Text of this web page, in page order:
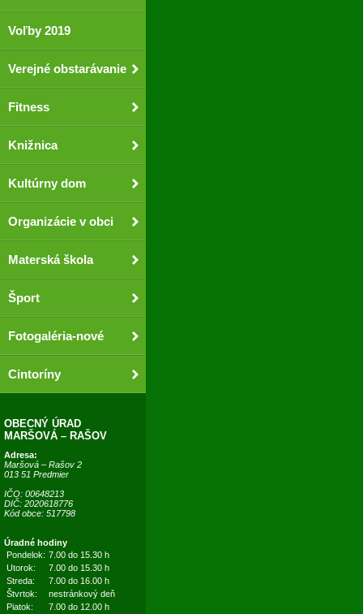
Voľby 2019
Verejné obstarávanie
Fitness
Knižnica
Kultúrny dom
Organizácie v obci
Materská škola
Šport
Fotogaléria-nové
Cintoríny
OBECNÝ ÚRAD
MARŠOVÁ – RAŠOV
Adresa:
Maršová – Rašov 2
013 51 Predmier
IČO: 00648213
DIČ: 2020618776
Kód obce: 517798
Úradné hodiny
Pondelok: 7.00 do 15.30 h
Utorok:
7.00 do 15.30 h
Streda:
7.00 do 16.00 h
Štvrtok:
nestránkový deň
Piatok:
7.00 do 12.00 h